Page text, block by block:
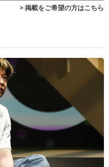
> 掲載をご希望の方はこちら